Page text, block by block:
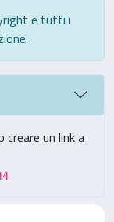
e tutti i
un link a